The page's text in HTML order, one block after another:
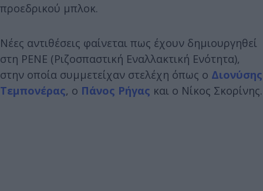
προεδρικού μπλοκ.
Νέες αντιθέσεις φαίνεται πως έχουν δημιουργηθεί
στη ΡΕΝΕ (Ριζοσπαστική Εναλλακτική Ενότητα),
στην οποία συμμετείχαν στελέχη όπως ο Διονύσης
Τεμπονέρας, ο Πάνος Ρήγας και ο Νίκος Σκορίνης.